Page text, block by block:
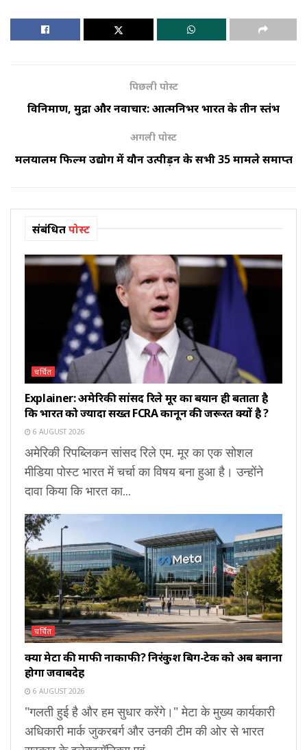
पिछली पोस्ट
विनिर्माण, मुद्रा और नवाचार: आत्मनिर्भर भारत के तीन स्तंभ
अगली पोस्ट
मलयालम फिल्म उद्योग में यौन उत्पीड़न के सभी 35 मामले समाप्त
संबंधितपोस्ट
चर्चित
Explainer: अमेरिकी सांसद रिले मूर का बयान ही बताता है
कि भारत को ज्यादा सख्त FCRA कानून की जरूरत क्यों है ?
6 AUGUST 2026
अमेरिकी रिपब्लिकन सांसद रिले एम. मूर का एक सोशल
मीडिया पोस्ट भारत में चर्चा का विषय बना हुआ है। उन्होंने
दावा किया कि भारत का...
चर्चित
क्या मेटा की माफी नाकाफी? निरंकुश बिग-टेक को अब बनाना
होगा जवाबदेह
6 AUGUST 2026
"गलती हुई है और हम सुधार करेंगे।" मेटा के मुख्य कार्यकारी
अधिकारी मार्क जुकरबर्ग और उनकी टीम की ओर से भारत